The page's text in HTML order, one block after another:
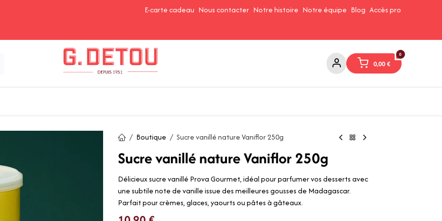
E-carte cadeau Nous contacter Notre histoire Notre équipe Blog Accès pro
0
0,00€
Boutique Sucre vanillé nature Vaniflor 250g
Sucre vanillé nature Vaniflor 250g
Délicieux sucre vanillé Prova Gourmet, idéal pour parfumer vos desserts avec
une subtile note de vanille issue des meilleures gousses de Madagascar.
Parfait pour crèmes, glaces, yaourts ou pâtes à gâteaux.